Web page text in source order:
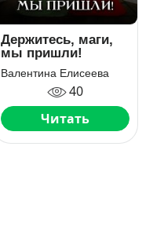
Держитесь, маги,
мы пришли!
Валентина Елисеева
40
Читать